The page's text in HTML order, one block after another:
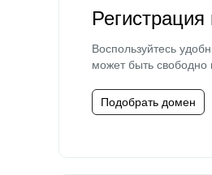
Воспользуйтесь
может быть свободно
Подобрать домен